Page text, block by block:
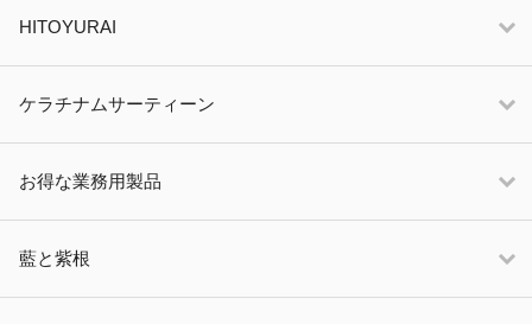
HITOYURAI
ケラチナムサーティーン
お得な業務用製品
藍と紫根